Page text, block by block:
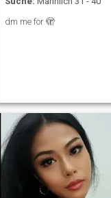
dm me for 🫣